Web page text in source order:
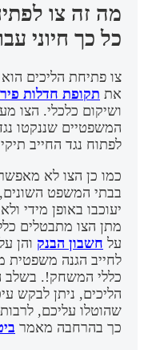
מה זה צו
כל כך חיוני
צו פתיחת הליכים
את תקופת חדלות
ושיקום כלכלי. הצו
המשפטיים שננקטו
לפתוח נגד החייב
כמו כן הצו לא
בבתי המשפט השונים,
יעוכבו באופן מידי
מתן הצו מתבטלים
על חשבון הבנק והן
לחייב הגנה משפטית
כללי המשחק!. בשלב
הליכים, ניתן לבקש
שהוטלו עליכם,
כך בהרחבה מאמר